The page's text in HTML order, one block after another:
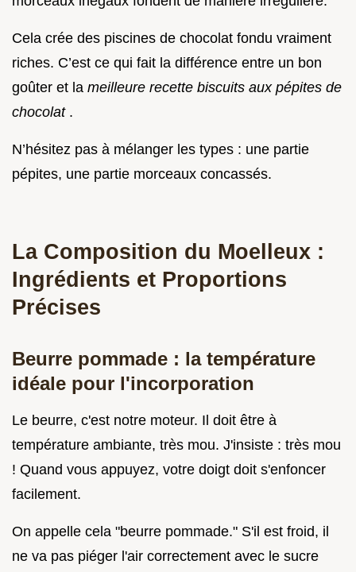
Cela crée des piscines de chocolat fondu vraiment
riches. C’est ce qui fait la différence entre un bon
goûter et la meilleure recette biscuits aux pépites de
chocolat .
N’hésitez pas à mélanger les types : une partie
pépites, une partie morceaux concassés.
La Composition du Moelleux :
Ingrédients et Proportions
Précises
Beurre pommade : la température
idéale pour l'incorporation
Le beurre, c'est notre moteur. Il doit être à
température ambiante, très mou. J'insiste : très mou
! Quand vous appuyez, votre doigt doit s'enfoncer
facilement.
On appelle cela "beurre pommade." S'il est froid, il
ne va pas piéger l'air correctement avec le sucre